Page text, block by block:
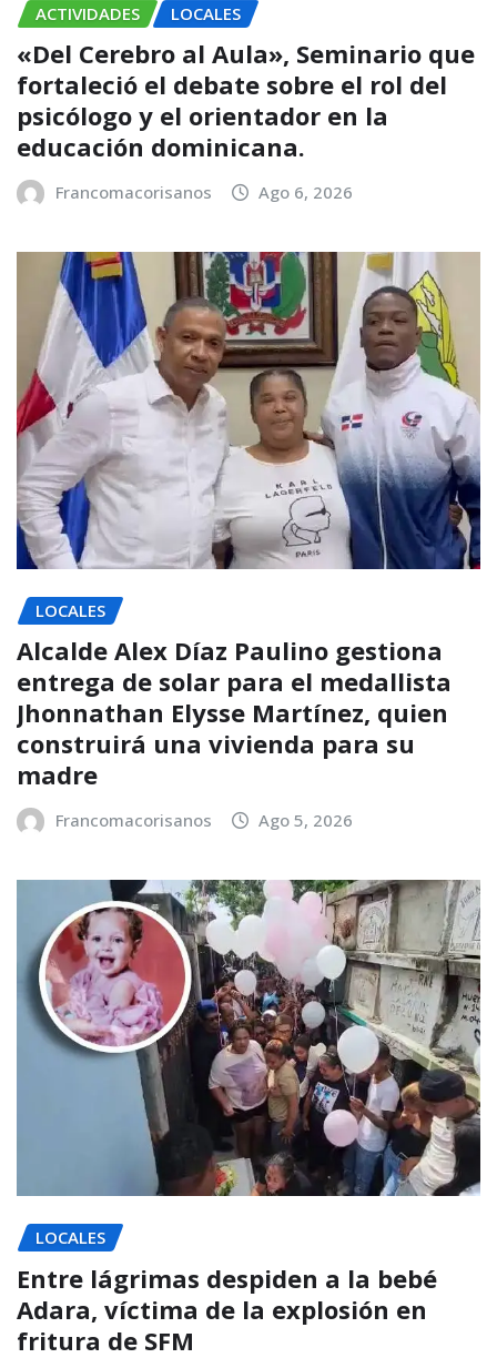
ACTIVIDADES LOCALES
«Del Cerebro al Aula», Seminario que
fortaleció el debate sobre el rol del
psicólogo y el orientador en la
educación dominicana.
Francomacorisanos Ago 6, 2026
LOCALES
Alcalde Alex Díaz Paulino gestiona
entrega de solar para el medallista
Jhonnathan Elysse Martínez, quien
construirá una vivienda para su
madre
Francomacorisanos Ago 5, 2026
LOCALES
Entre lágrimas despiden a la bebé
Adara, víctima de la explosión en
fritura de SFM